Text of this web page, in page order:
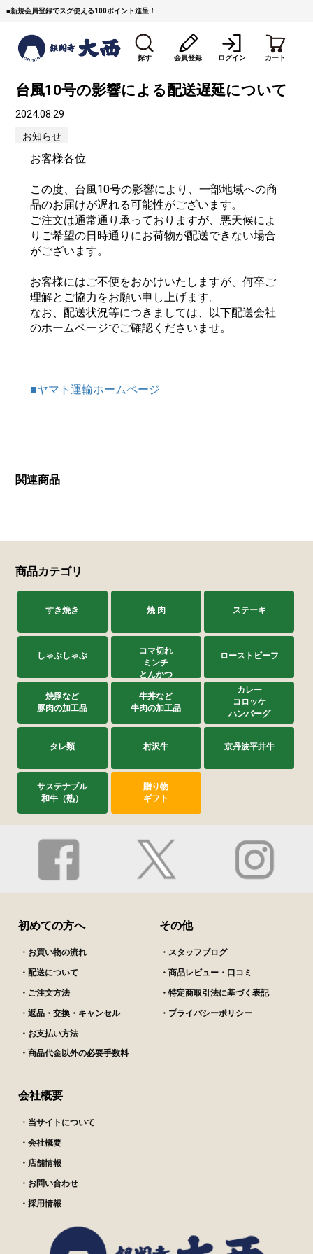
■新規会員登録でスグ使える100ポイント進呈！
探す
すき焼き 焼 肉 ステーキ
しゃぶしゃぶ コマ切れミンチ ローストビーフ
タレ類 村沢牛 京丹波平井牛
会員登録 ログイン カート
台風10号の影響による配送遅延について
2024.08.29
お知らせ
お客様各位
この度、台風10号の影響により、一部地域への商
品のお届けが遅れる可能性がございます。
ご注文は通常通り承っておりますが、悪天候によ
りご希望の日時通りにお荷物が配送できない場合
がございます。
お客様にはご不便をおかけいたしますが、何卒ご
理解とご協力をお願い申し上げます。
なお、配送状況等につきましては、以下配送会社
のホームページでご確認くださいませ。
■ヤマト運輸ホームページ
関連商品
商品カテゴリ
すき焼き 焼 肉 ステーキ
しゃぶしゃぶ
コマ切れ
ミンチ
とんかつ
ローストビーフ
焼豚など
豚肉の加工品
牛丼など
牛肉の加工品
カレー
コロッケ
ハンバーグ
タレ類 村沢牛 京丹波平井牛
サステナブル
和牛（熟）
贈り物
ギフト
初めての方へ
・お買い物の流れ
・配送について
・ご注文方法
・返品・交換・キャンセル
・お支払い方法
・商品代金以外の必要手数料
その他
・スタッフブログ
・商品レビュー・口コミ
・特定商取引法に基づく表記
・プライバシーポリシー
会社概要
・当サイトについて
・会社概要
・店舗情報
・お問い合わせ
・採用情報